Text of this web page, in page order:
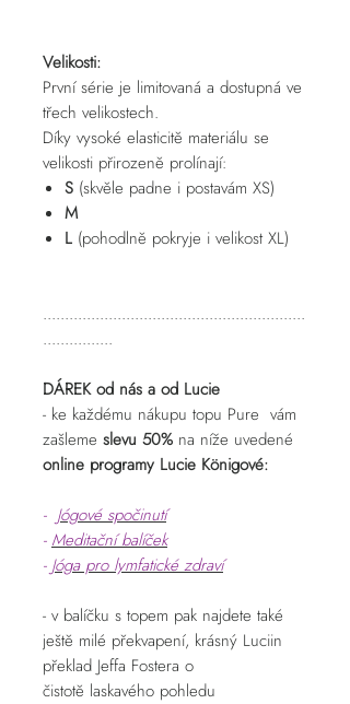
Velikosti:
První série je limitovaná a dostupná ve
třech velikostech.
Díky vysoké elasticitě materiálu se
velikosti přirozeně prolínají:
S (skvěle padne i postavám XS)
M
L (pohodlně pokryje i velikost XL)
............................................................
................
DÁREK od nás a od Lucie
- ke každému nákupu topu Pure vám
zašleme slevu 50% na níže uvedené
online programy Lucie Königové:
- Jógové spočinutí
- Meditační balíček
- Jóga pro lymfatické zdraví
- v balíčku s topem pak najdete také
ještě milé překvapení, krásný Luciin
překlad Jeffa Fostera o
čistotě laskavého pohledu